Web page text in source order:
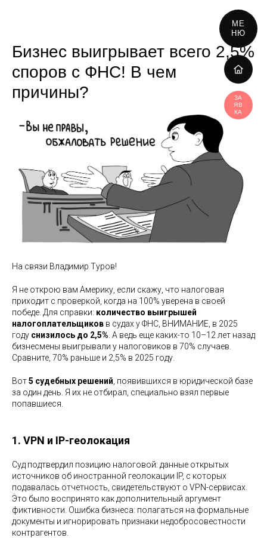
Бизнес выигрывает всего 2,5%
споров с ФНС! В чем
причины?
На связи Владимир Туров!
Я не открою вам Америку, если скажу, что налоговая
приходит с проверкой, когда на 100% уверена в своей
победе. Для справки: количество выигрышей
налогоплательщиков в судах у ФНС, ВНИМАНИЕ, в 2025
году снизилось до 2,5% . А ведь еще каких-то 10–12 лет назад
бизнесмены выигрывали у налоговиков в 70% случаев.
Сравните, 70% раньше и 2,5% в 2025 году.
Вот5 судебных решений , появившихся в юридической базе
за один день. Я их не отбирал, специально взял первые
попавшиеся.
1. VPN и IP-геолокация
Суд подтвердил позицию налоговой: данные открытых
источников об иностранной геолокации IP, с которых
подавалась отчетность, свидетельствуют о VPN-сервисах.
Это было воспринято как дополнительный аргумент
фиктивности. Ошибка бизнеса: полагаться на формальные
документы и игнорировать признаки недобросовестности
контрагентов.
МЕ
НЮ
ЗА
ЯВ
КА